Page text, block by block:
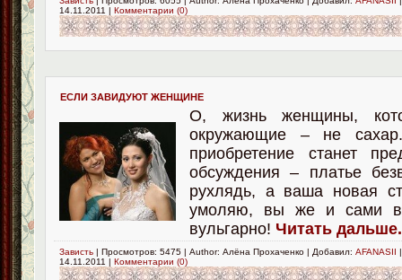
14.11.2011 | Комментарии (0)
ЕСЛИ ЗАВИДУЮТ ЖЕНЩИНЕ
О, жизнь женщины,
окружающие – не
приобретение станет
обсуждения – платье
рухлядь, а ваша новая
умоляю, вы же и сами
вульгарно! Читать
Зависть | Просмотров: 5475 | Author: Алёна Прохаченко | Добавил: AFANASII
14.11.2011 | Комментарии (0)